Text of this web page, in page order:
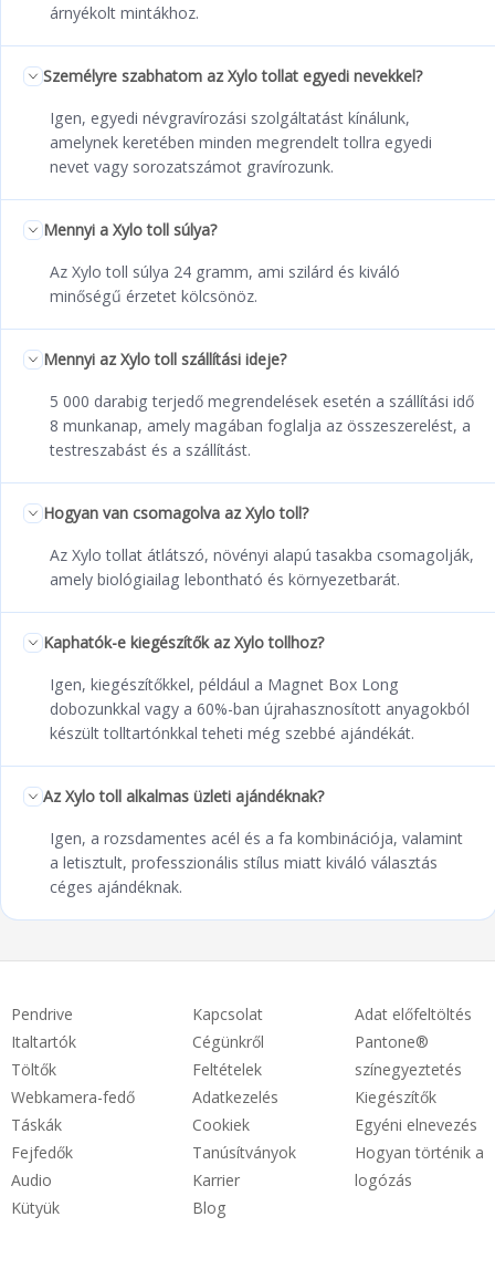
árnyékolt mintákhoz.
Személyre szabhatom az Xylo tollat egyedi nevekkel?
Igen, egyedi névgravírozási szolgáltatást kínálunk,
amelynek keretében minden megrendelt tollra egyedi
nevet vagy sorozatszámot gravírozunk.
Mennyi a Xylo toll súlya?
Az Xylo toll súlya 24 gramm, ami szilárd és kiváló
minőségű érzetet kölcsönöz.
Mennyi az Xylo toll szállítási ideje?
5 000 darabig terjedő megrendelések esetén a szállítási idő
8 munkanap, amely magában foglalja az összeszerelést, a
testreszabást és a szállítást.
Hogyan van csomagolva az Xylo toll?
Az Xylo tollat átlátszó, növényi alapú tasakba csomagolják,
amely biológiailag lebontható és környezetbarát.
Kaphatók-e kiegészítők az Xylo tollhoz?
Igen, kiegészítőkkel, például a Magnet Box Long
dobozunkkal vagy a 60%-ban újrahasznosított anyagokból
készült tolltartónkkal teheti még szebbé ajándékát.
Az Xylo toll alkalmas üzleti ajándéknak?
Igen, a rozsdamentes acél és a fa kombinációja, valamint
a letisztult, professzionális stílus miatt kiváló választás
céges ajándéknak.
Pendrive
Italtartók
Töltők
Webkamera-fedő
Táskák
Fejfedők
Audio
Kütyük
Kapcsolat
Cégünkről
Feltételek
Adatkezelés
Cookiek
Tanúsítványok
Karrier
Blog
Adat előfeltöltés
Pantone®
színegyeztetés
Kiegészítők
Egyéni elnevezés
Hogyan történik a
logózás